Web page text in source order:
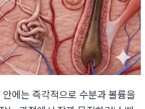
안에는 즉각적으로 수분과 볼륨을